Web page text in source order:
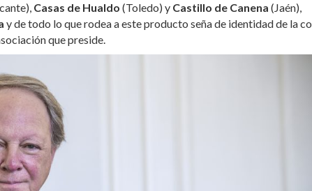
Casas de Hualdo (Toledo) y Castillo de Canena (Jaén),
y de todo lo que rodea a este producto seña de identidad de la
que preside.